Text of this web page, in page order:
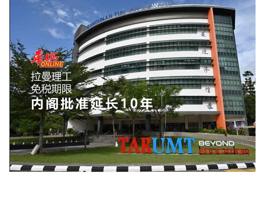
and other pages of great interest.